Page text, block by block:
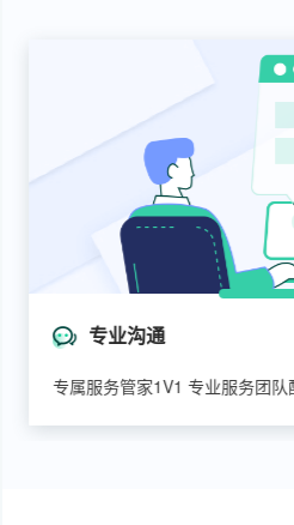
专业沟通
专属服务管家1V1 专业服务团队